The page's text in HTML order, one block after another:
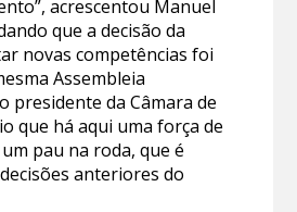
acrescentou Manuel
que a decisão da
novas competências foi
Assembleia
presidente da Câmara de
que há aqui uma força de
pau na roda, que é
anteriores do